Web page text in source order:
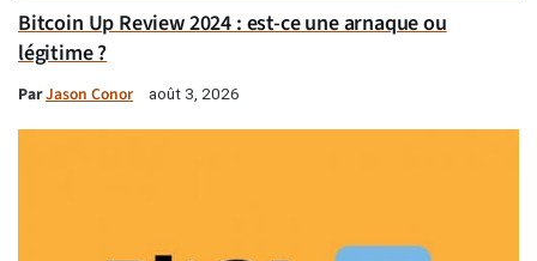
Bitcoin Up Review 2024 : est-ce une arnaque ou
légitime ?
ParJason Conor août 3, 2026